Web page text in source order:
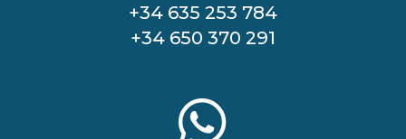
+34 635 253 784
+34 650 370 291
